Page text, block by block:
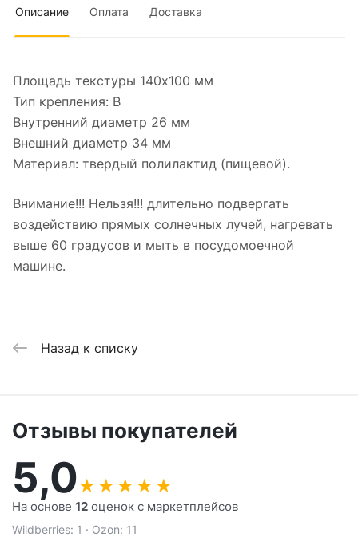
Описание Оплата Доставка
Площадь текстуры 140x100 мм
Тип крепления: B
Внутренний диаметр 26 мм
Внешний диаметр 34 мм
Материал: твердый полилактид (пищевой).
Внимание!!! Нельзя!!! длительно подвергать
воздействию прямых солнечных лучей, нагревать
выше 60 градусов и мыть в посудомоечной
машине.
Назад к списку
Отзывы покупателей
5,0★ ★ ★ ★ ★
На основе 12 оценок с маркетплейсов
Wildberries: 1 · Ozon: 11